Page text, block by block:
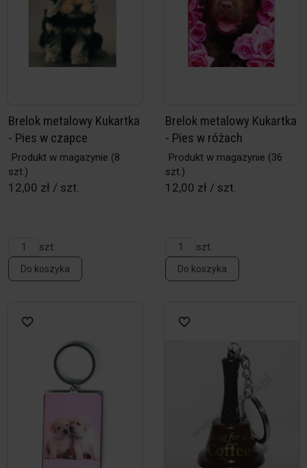
Brelok metalowy Kukartka
- Pies w czapce
Produkt w magazynie (8
szt.)
12,00 zł / szt.
szt.
Do koszyka
Brelok metalowy Kukartka
- Pies w różach
Produkt w magazynie (36
szt.)
12,00 zł / szt.
szt.
Do koszyka